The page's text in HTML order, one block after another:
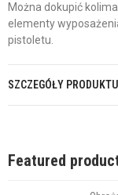
Można dokupić
elementy
pistoletu.
SZCZEGÓŁY PRODUKTU
Featured